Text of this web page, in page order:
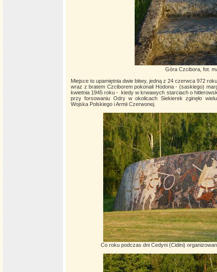
Góra Czcibora, fot.
Miejsce to upamiętnia dwie bitwy, jedną z 24 czerwca 972
wraz z bratem Czciborem pokonali Hodona - (saskiego)
kwietnia 1945 roku - kiedy w krwawych starciach o
przy forsowaniu Odry w okolicach Siekierek zginęło
Wojska Polskiego i Armii Czerwonej.
Co roku podczas dni Cedyni (Cidini)